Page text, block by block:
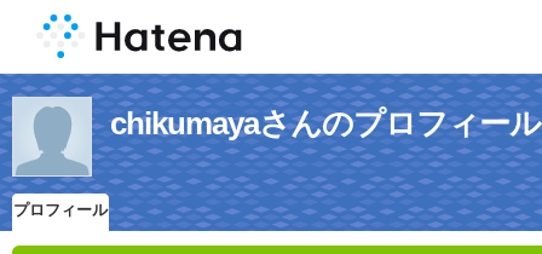
chikumayaさんのプロフィール
プロフィール